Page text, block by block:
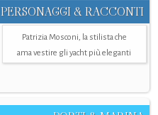
PERSONAGGI & RACCONTI
Patrizia Mosconi, la stilista che
ama vestire gli yacht più eleganti